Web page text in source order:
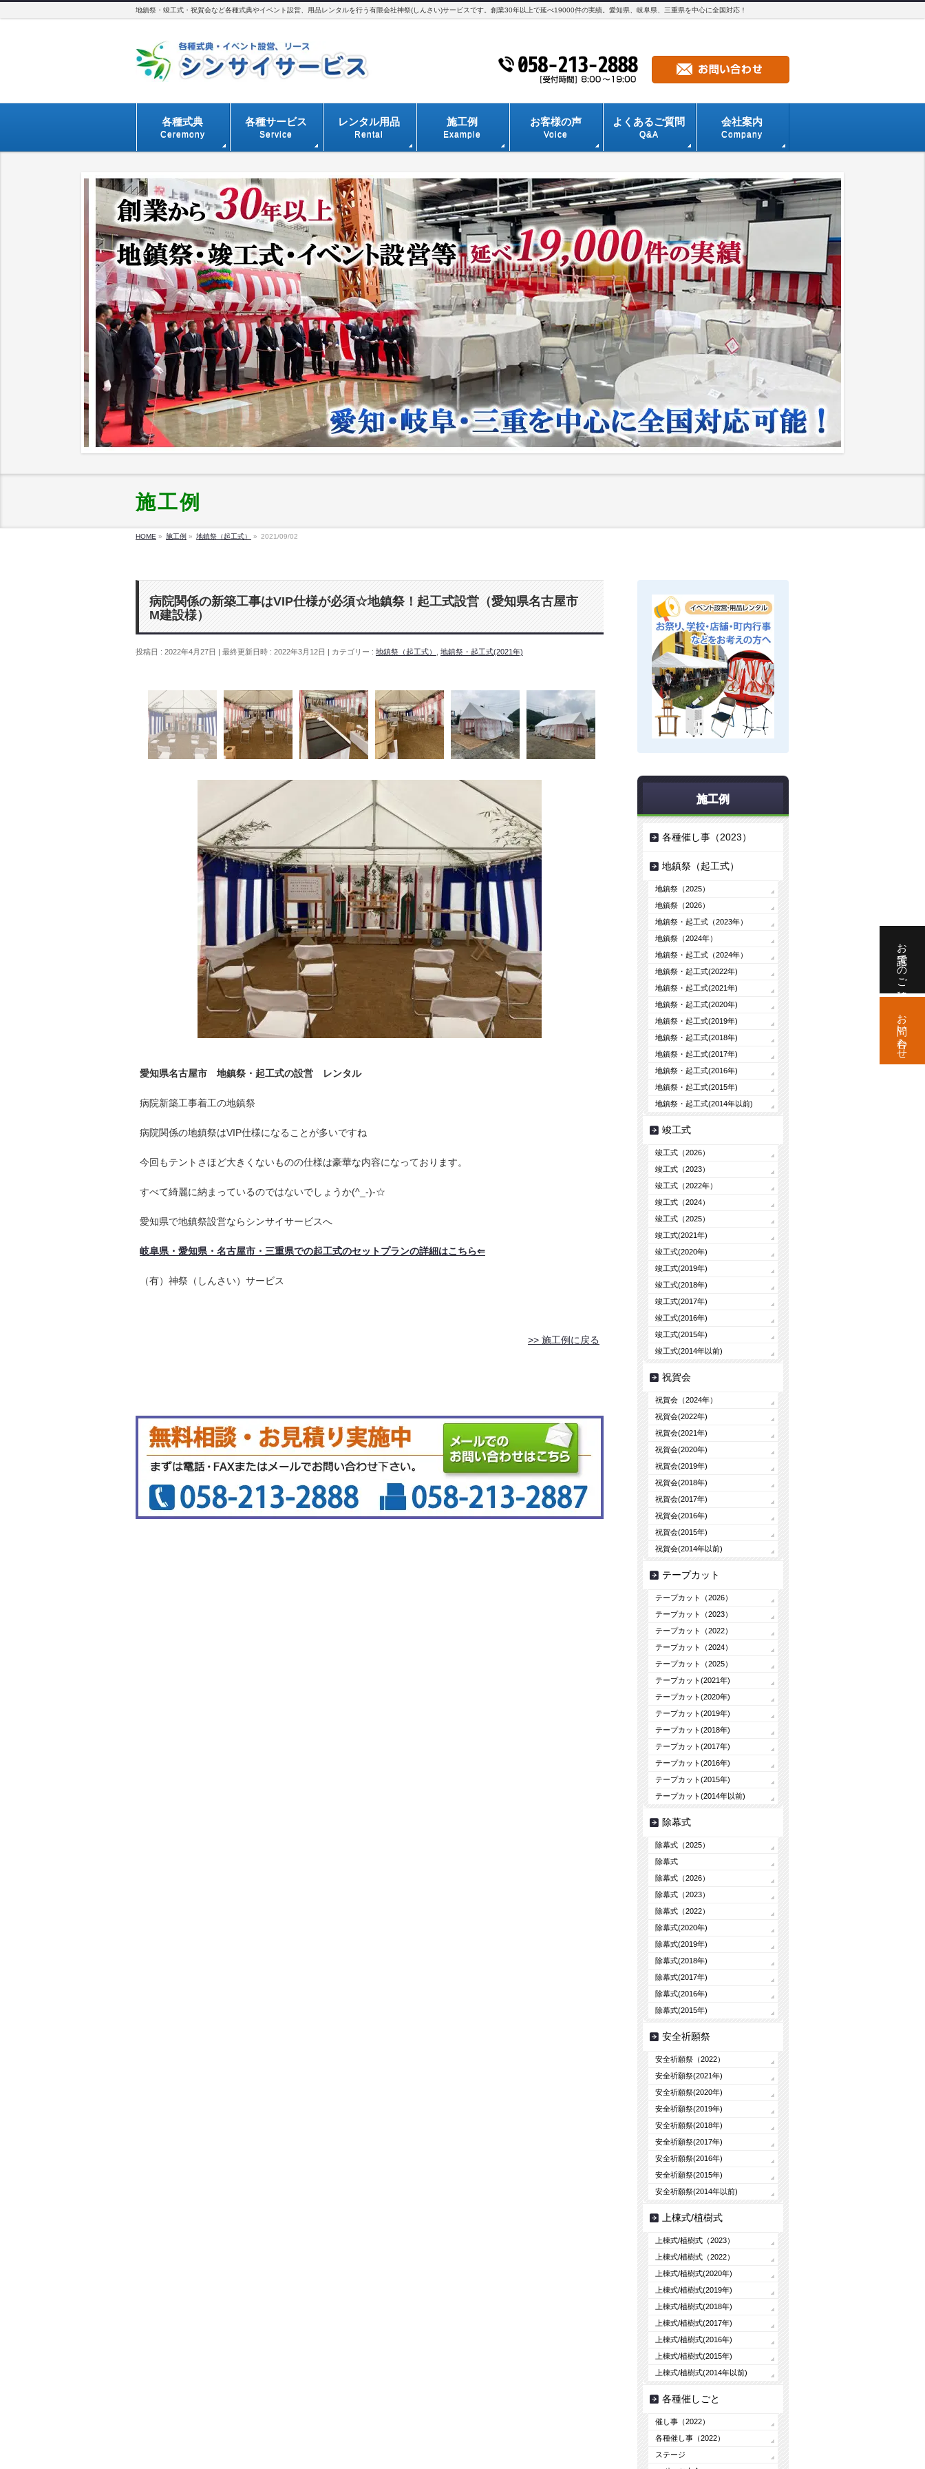
地鎮祭・竣工式・祝賀会など各種式典やイベント設営、用品レンタルを行う有限会社神祭(しんさい)サービスです。創業30年以上で延べ19000件の実績。愛知県、岐阜県、三重県を中心に全国対応！
各種式典
Ceremony
各種サービス
Service
レンタル用品
Rental
施工例
Example
お客様の声
Voice
よくあるご質問
Q&A
会社案内
Company
施工例
HOME » 施工例 » 地鎮祭（起工式） » 2021/09/02
病院関係の新築工事はVIP仕様が必須☆地鎮祭！起工式設営（愛知県名古屋市
M建設様）
投稿日 : 2022年4月27日 最終更新日時 : 2022年3月12日 カテゴリー : 地鎮祭（起工式） 地鎮祭・起工式(2021年)
愛知県名古屋市 地鎮祭・起工式の設営 レンタル
病院新築工事着工の地鎮祭
病院関係の地鎮祭はVIP仕様になることが多いですね
今回もテントさほど大きくないものの仕様は豪華な内容になっております。
すべて綺麗に納まっているのではないでしょうか(^_-)-☆
愛知県で地鎮祭設営ならシンサイサービスへ
岐阜県・愛知県・名古屋市・三重県での起工式のセットプランの詳細はこちら⇐
（有）神祭（しんさい）サービス
>> 施工例に戻る
施工例
各種催し事（2023）
地鎮祭（起工式）
地鎮祭（2025）
地鎮祭（2026）
地鎮祭・起工式（2023年）
地鎮祭（2024年）
地鎮祭・起工式（2024年）
地鎮祭・起工式(2022年)
地鎮祭・起工式(2021年)
地鎮祭・起工式(2020年)
地鎮祭・起工式(2019年)
地鎮祭・起工式(2018年)
地鎮祭・起工式(2017年)
地鎮祭・起工式(2016年)
地鎮祭・起工式(2015年)
地鎮祭・起工式(2014年以前)
竣工式
竣工式（2026）
竣工式（2023）
竣工式（2022年）
竣工式（2024）
竣工式（2025）
竣工式(2021年)
竣工式(2020年)
竣工式(2019年)
竣工式(2018年)
竣工式(2017年)
竣工式(2016年)
竣工式(2015年)
竣工式(2014年以前)
祝賀会
祝賀会（2024年）
祝賀会(2022年)
祝賀会(2021年)
祝賀会(2020年)
祝賀会(2019年)
祝賀会(2018年)
祝賀会(2017年)
祝賀会(2016年)
祝賀会(2015年)
祝賀会(2014年以前)
テープカット
テープカット（2026）
テープカット（2023）
テープカット（2022）
テープカット（2024）
テープカット（2025）
テープカット(2021年)
テープカット(2020年)
テープカット(2019年)
テープカット(2018年)
テープカット(2017年)
テープカット(2016年)
テープカット(2015年)
テープカット(2014年以前)
除幕式
除幕式（2025）
除幕式
除幕式（2026）
除幕式（2023）
除幕式（2022）
除幕式(2020年)
除幕式(2019年)
除幕式(2018年)
除幕式(2017年)
除幕式(2016年)
除幕式(2015年)
安全祈願祭
安全祈願祭（2022）
安全祈願祭(2021年)
安全祈願祭(2020年)
安全祈願祭(2019年)
安全祈願祭(2018年)
安全祈願祭(2017年)
安全祈願祭(2016年)
安全祈願祭(2015年)
安全祈願祭(2014年以前)
上棟式/植樹式
上棟式/植樹式（2023）
上棟式/植樹式（2022）
上棟式/植樹式(2020年)
上棟式/植樹式(2019年)
上棟式/植樹式(2018年)
上棟式/植樹式(2017年)
上棟式/植樹式(2016年)
上棟式/植樹式(2015年)
上棟式/植樹式(2014年以前)
各種催しごと
催し事（2022）
各種催し事（2022）
ステージ
お電話でのご相談
お問い合わせ